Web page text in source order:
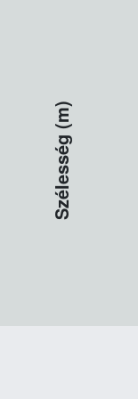
Szélesség (m)